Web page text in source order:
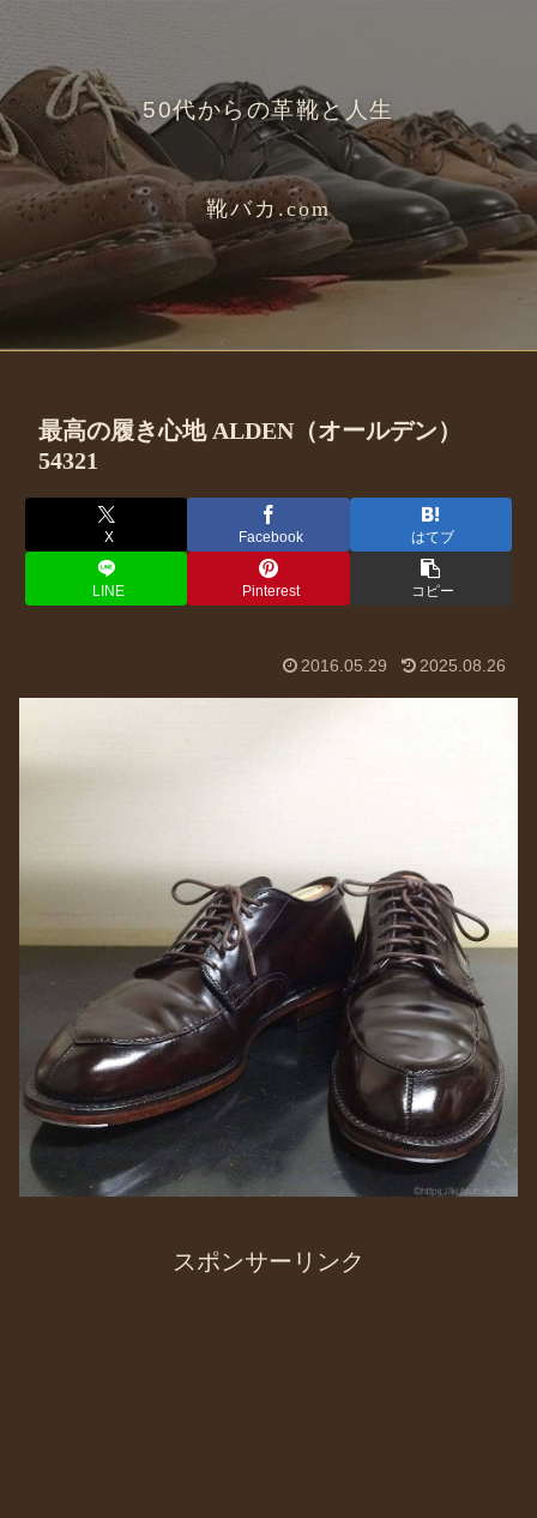
50代からの革靴と人生
靴バカ.com
最高の履き心地 ALDEN（オールデン）
54321
X Facebook はてブ
LINE Pinterest コピー
2016.05.29 2025.08.26
スポンサーリンク